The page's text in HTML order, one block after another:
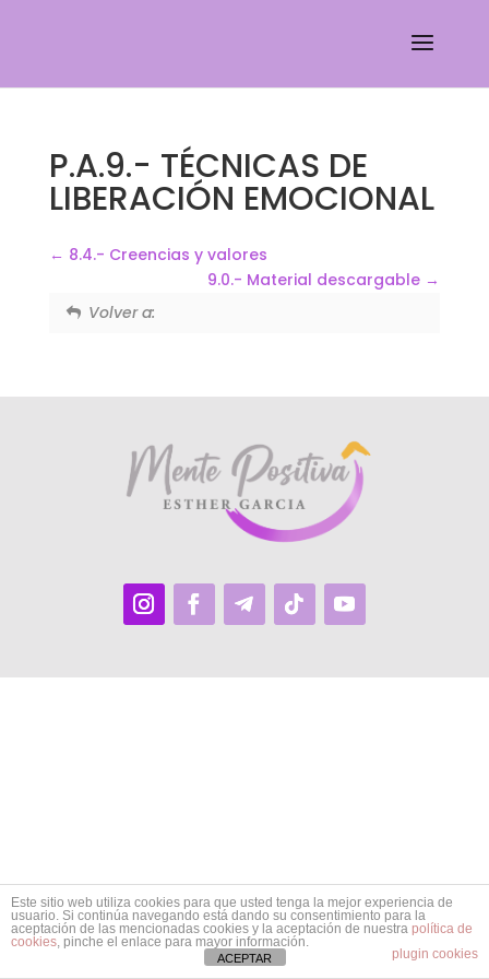
P.A.9.- TÉCNICAS DE
LIBERACIÓN EMOCIONAL
8.4.- Creencias y valores
9.0.- Material descargable
Volver a:
Este sitio web utiliza cookies para que usted tenga la mejor experiencia de
usuario. Si continúa navegando está dando su consentimiento para la
aceptación de las mencionadas cookies y la aceptación de nuestra política de
cookies, pinche el enlace para mayor información.
plugin cookies
ACEPTAR